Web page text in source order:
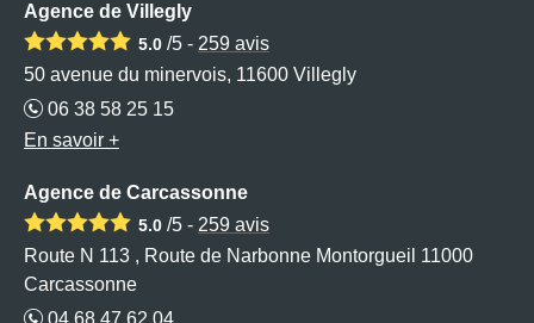
Agence de Villegly
5.0 /5 - 259 avis
50 avenue du minervois, 11600 Villegly
06 38 58 25 15
En savoir +
Agence de Carcassonne
5.0 /5 - 259 avis
Route N 113 , Route de Narbonne Montorgueil 11000
Carcassonne
04.68.47.62.04